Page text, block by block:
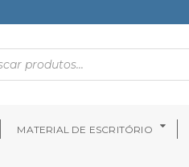
MATERIAL DE ESCRITÓRIO